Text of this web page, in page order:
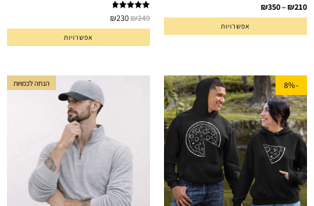
₪210
–
₪350
אפשרויות
דורג5.00
₪249
₪230
אפשרויות
-8% הנחה לכמויות